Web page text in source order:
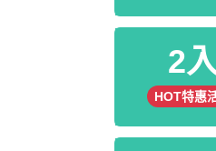
2
HOT特惠